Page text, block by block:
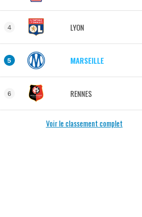
4 LYON
5 MARSEILLE
6 RENNES
Voir le classement complet